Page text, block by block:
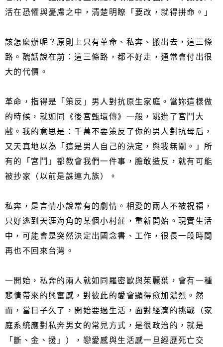
活在恐懼與憂慮之中，清楚明瞭「要改，就得拼命。」
該怎麼辦呢？原則上只有革命、私奔、搬出去，這三條
路。醜話說在前：這三條路，都不好走，通常會付出很
大的代價。
革命，指得是「策反」男人對抗原生家庭。當妳這樣做
的時候，就如同《後宮甄環傳》一般，跳進了宮鬥大
戲。我的意思是：千萬不要策反了你的男人對抗母后，
又天真地以為「這是男人自己的決定，與我無關。」所
有的「宮鬥」都教會我們一件事，膽敢造反，就有可能
被抄家（以前是誅連九族）。
私奔，是言情小說常有的劇情。相愛的兩人不被祝福，
只好逃到天涯海角的某個小村莊，重新開始。現實生活
中，可能會是突然決定出國念書、工作，很長一段時間
再也不回來台灣。
一開始，私奔的兩人就如同羅密歐與茱麗葉，會有一種
悲情帶來的興奮感，對彼此的愛會顯得愈加濃烈。然
而，當日子久了，開始要過生活，面對經濟的挑戰（家
庭系統應對私奔男女的常見方式，是很政治的，就是
「斷、金、援」），戀愛感與生活感一旦經歷死亡交